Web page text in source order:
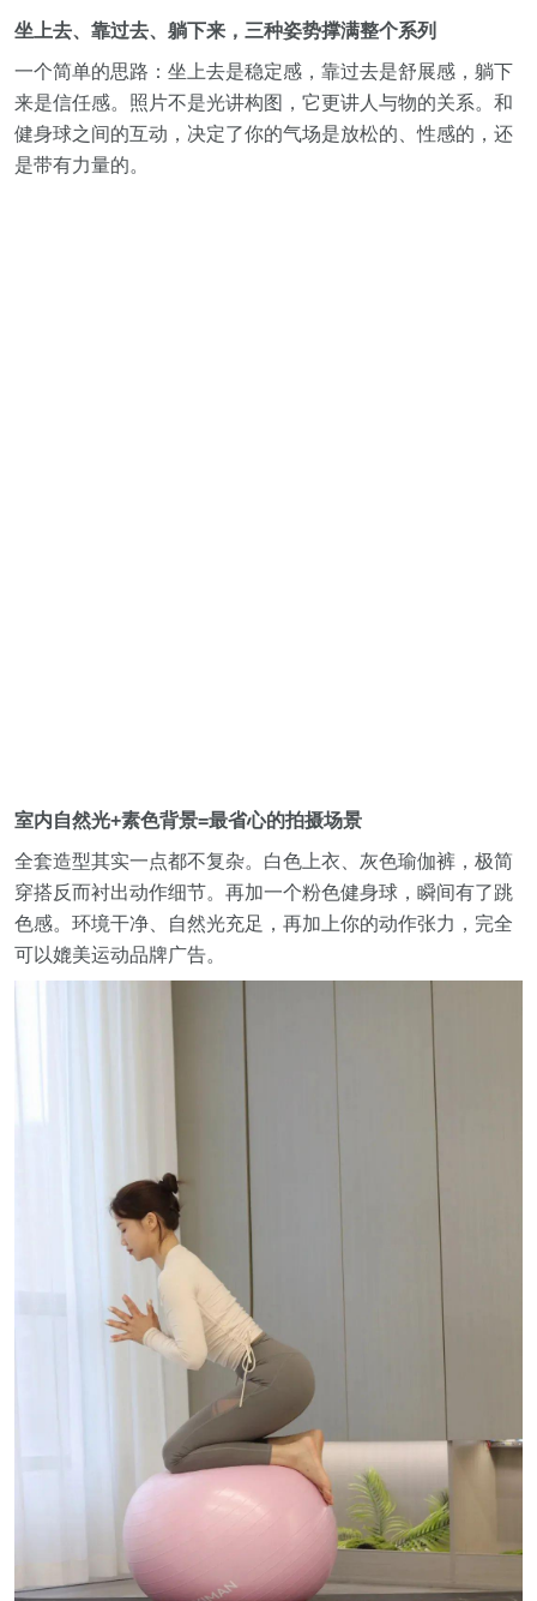
坐上去、靠过去、躺下来，三种姿势撑满整个系列
一个简单的思路：坐上去是稳定感，靠过去是舒展感，躺下
来是信任感。照片不是光讲构图，它更讲人与物的关系。和
健身球之间的互动，决定了你的气场是放松的、性感的，还
是带有力量的。
室内自然光+素色背景=最省心的拍摄场景
全套造型其实一点都不复杂。白色上衣、灰色瑜伽裤，极简
穿搭反而衬出动作细节。再加一个粉色健身球，瞬间有了跳
色感。环境干净、自然光充足，再加上你的动作张力，完全
可以媲美运动品牌广告。